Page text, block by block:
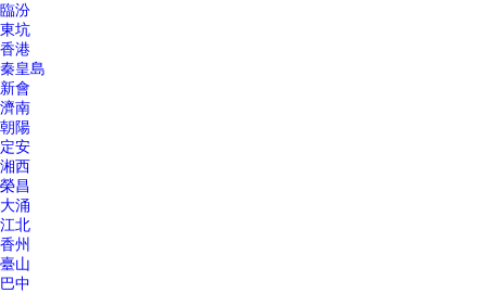
臨汾
東坑
香港
秦皇島
新會
濟南
朝陽
定安
湘西
榮昌
大涌
江北
香州
臺山
巴中